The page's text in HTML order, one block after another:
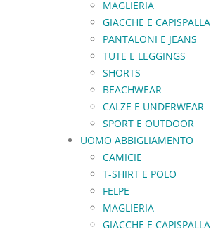
MAGLIERIA
GIACCHE E CAPISPALLA
PANTALONI E JEANS
TUTE E LEGGINGS
SHORTS
BEACHWEAR
CALZE E UNDERWEAR
SPORT E OUTDOOR
UOMO ABBIGLIAMENTO
CAMICIE
T-SHIRT E POLO
FELPE
MAGLIERIA
GIACCHE E CAPISPALLA